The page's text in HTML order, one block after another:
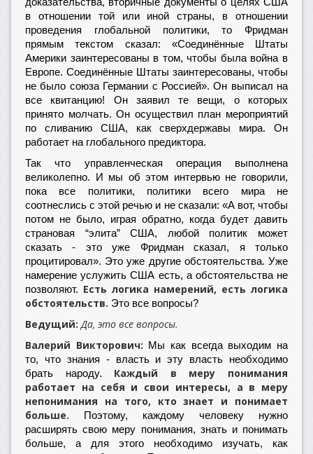
в отношении той или иной страны, в отношении
проведения глобальной политики, то Фридман
прямым текстом сказал: «Соединённые Штаты
Америки заинтересованы в том, чтобы была война в
Европе. Соединённые Штаты заинтересованы, чтобы
не было союза Германии с Россией». Он выписал на
все квитанцию! Он заявил те вещи, о которых
принято молчать. Он осуществил план мероприятий
по сливанию США, как сверхдержавы мира. Он
работает на глобального предиктора.
Так что управленческая операция выполнена
великолепно. И мы об этом интервью не говорили,
пока все политики, политики всего мира не
соотнеслись с этой речью и не сказали: «А вот, чтобы
потом не было, играя обратно, когда будет давить
страновая “элита” США, любой политик может
сказать - это уже Фридман сказал, я только
процитировал». Это уже другие обстоятельства. Уже
намерение услужить США есть, а обстоятельства не
позволяют. Есть логика намерений, есть логика
обстоятельств. Это все вопросы?
Ведущий:Да, это все вопросы.
Валерий Викторович:
Мы как всегда выходим на
то, что знания - власть и эту власть необходимо
брать народу. Каждый в меру понимания
работает на себя и свои интересы, а в меру
непонимания на того, кто знает и понимает
больше. Поэтому, каждому человеку нужно
расширять свою меру понимания, знать и понимать
больше, а для этого необходимо изучать, как